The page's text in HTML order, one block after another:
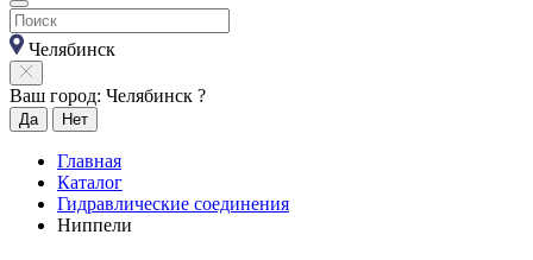
Челябинск
Ваш город: Челябинск ?
Да Нет
Главная
Каталог
Гидравлические соединения
Ниппели